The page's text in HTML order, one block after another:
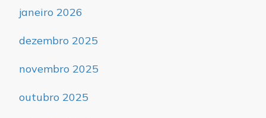
janeiro 2026
dezembro 2025
novembro 2025
outubro 2025